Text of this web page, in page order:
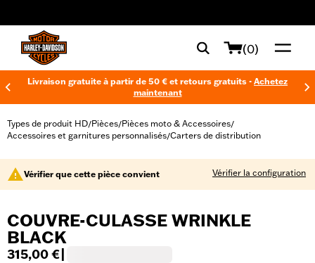
(0)
Livraison gratuite à partir de 50 € et retours gratuits - Achetez
maintenant
Types de produit HD/Pièces/Pièces moto & Accessoires/
Accessoires et garnitures personnalisés/Carters de distribution
Vérifier que cette pièce convient Vérifier la configuration
COUVRE-CULASSE WRINKLE
BLACK
315,00 €